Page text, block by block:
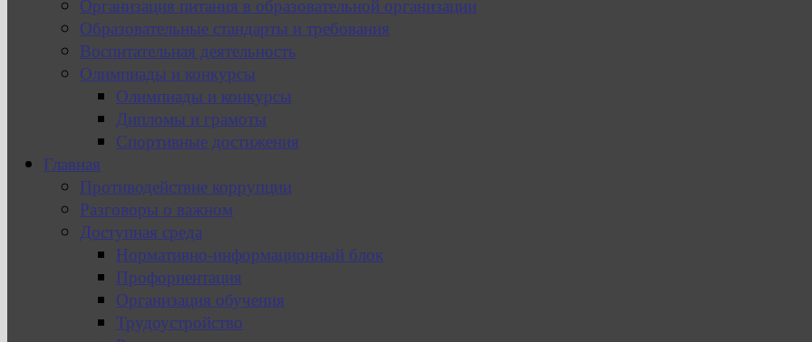
Организация питания в образовательной организации
Образовательные стандарты и требования
Воспитательная деятельность
Олимпиады и конкурсы
Олимпиады и конкурсы
Дипломы и грамоты
Спортивные достижения
Главная
Противодействие коррупции
Разговоры о важном
Доступная среда
Нормативно-информационный блок
Профориентация
Организация обучения
Трудоустройство